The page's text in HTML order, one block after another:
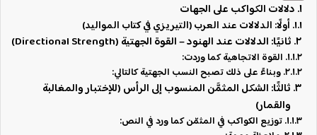
دلالات الكواكب على الجهات
أولًا: الدلالات عند العرب (التيريزي في كتاب المواليد)
ثانيًا: الدلالات عند الهنود – القوة الجهتية (Directional Strength)
القوة الاتجاهية كما وردت:
وبناءً على ذلك تصبح النسب الجهتية كالتالي:
ثالثًا: الشكل المثمَّن المنسوب إلى الرأس (للإختبار والمغالبة
والقمار)
توزيع الكواكب في المثمّن كما ورد في النص: